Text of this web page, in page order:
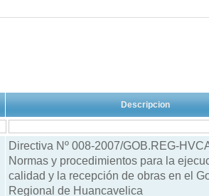
Descripcion
Directiva Nº 008-2007/GOB.REG-
Normas y procedimientos para la
calidad y la recepción de obras en el
Regional de Huancavelica